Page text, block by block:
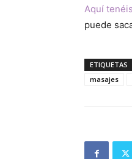
Aquí
puede
ETIQUETAS
masajes